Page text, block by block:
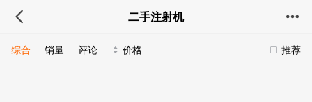
二手注射机
推荐
综合 销量 评论 价格